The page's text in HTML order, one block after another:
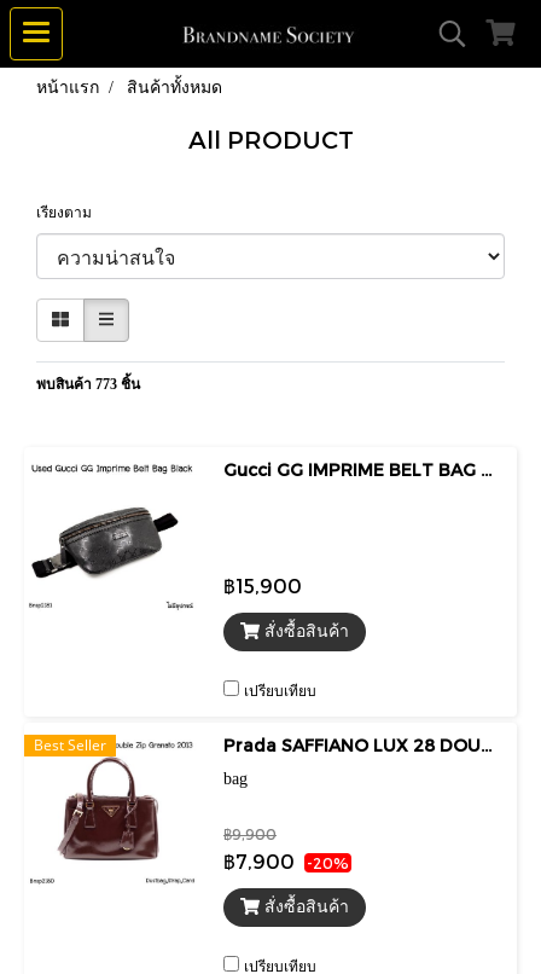
หน้าแรก สินค้าทั้งหมด
All PRODUCT
เรียงตาม
พบสินค้า 773 ชิ้น
Gucci GG IMPRIME BELT BAG BLACK
฿15,900
สั่งซื้อสินค้า
เปรียบเทียบ
Best Seller Prada SAFFIANO LUX 28 DOUBLE ZIP GRANATO 2013
bag
฿9,900
฿7,900 -20%
สั่งซื้อสินค้า
เปรียบเทียบ